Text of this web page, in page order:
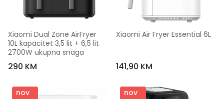
Xiaomi Dual Zone AirFryer
10L kapacitet 3,5 lit + 6,5 lit
2700W ukupna snaga
290 KM
Xiaomi Air Fryer Essential 6L
141,90 KM
nov
nov